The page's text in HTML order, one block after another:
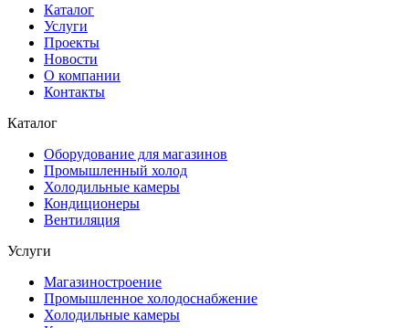
Каталог
Услуги
Проекты
Новости
О компании
Контакты
Каталог
Оборудование для магазинов
Промышленный холод
Холодильные камеры
Кондиционеры
Вентиляция
Услуги
Магазиностроение
Промышленное холодоснабжение
Холодильные камеры